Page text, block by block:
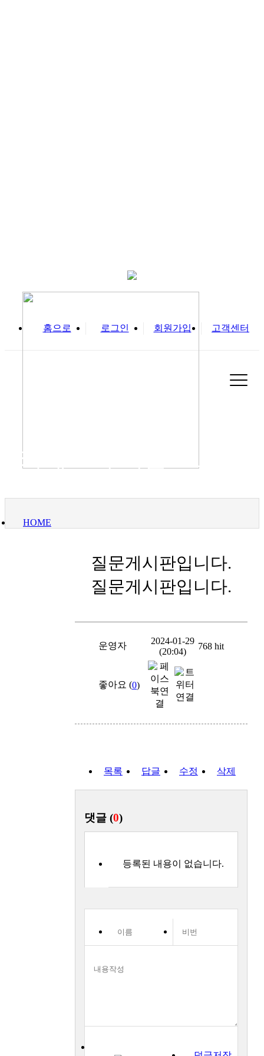
홈으로 로그인 회원가입 고객센터
카테고리 기본 코드명
HOME
질문게시판입니다.
질문게시판입니다.
운영자
2024-01-29
(20:04)
768 hit
좋아요 (0)
목록 답글 수정 삭제
댓글 (0)
등록된 내용이 없습니다.